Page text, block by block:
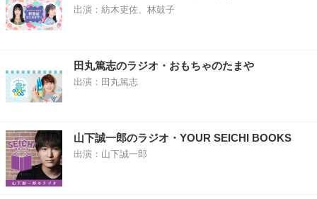
出演：紡木吏佐、林鼓子
田丸篤志のラジオ・おもちゃのたまや
出演：田丸篤志
山下誠一郎のラジオ・YOUR SEICHI BOOKS
出演：山下誠一郎